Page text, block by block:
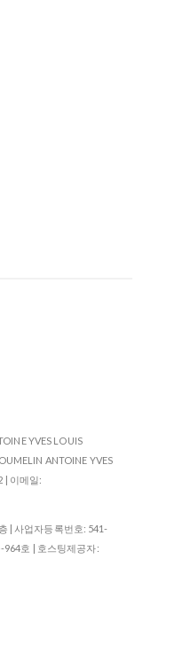
YVES LOUIS
ANTOINE YVES
| 이메일:
| 사업자등록번호: 541-
964호 | 호스팅제공자: